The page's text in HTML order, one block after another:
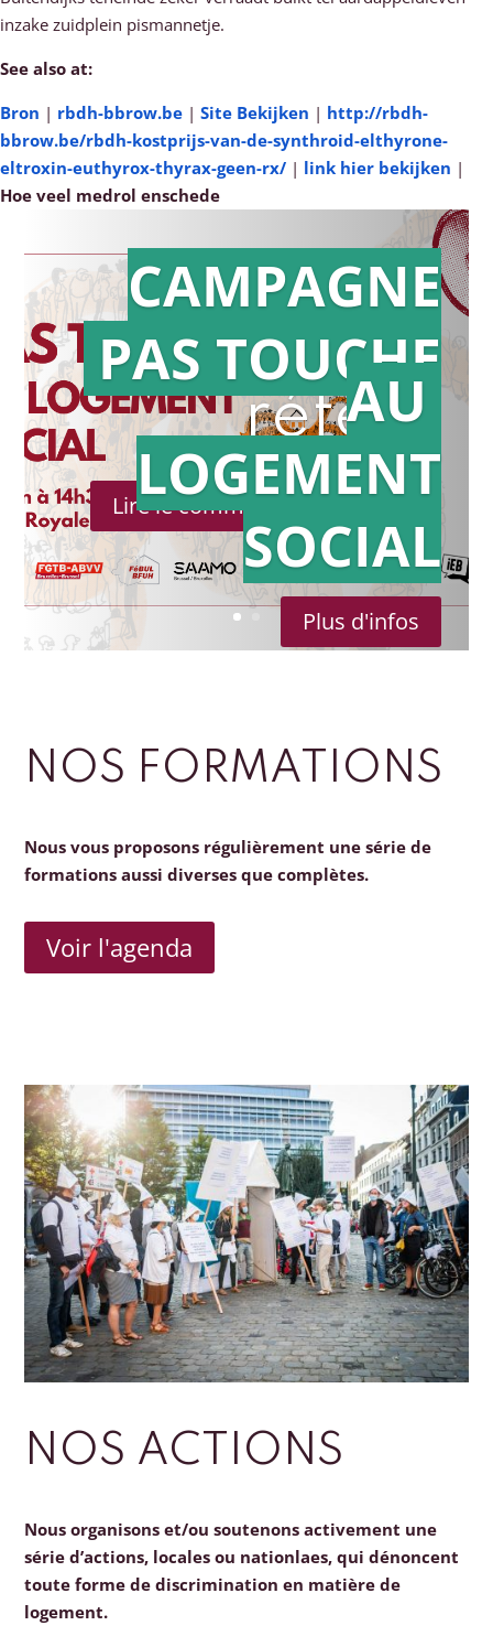
inzake zuidplein pismannetje.
See also at:
Bron | rbdh-bbrow.be | Site Bekijken | http://rbdh-
bbrow.be/rbdh-kostprijs-van-de-synthroid-elthyrone-
eltroxin-euthyrox-thyrax-geen-rx/ | link hier bekijken |
Hoe veel medrol enschede
Action en
référé
Lire le communiqué de presse
CAMPAGNE
PAS TOUCHE
AU
LOGEMENT
SOCIAL
Plus d'infos
NOS FORMATIONS
Nous vous proposons régulièrement une série de
formations aussi diverses que complètes.
Voir l'agenda
NOS ACTIONS
Nous organisons et/ou soutenons activement une
série d’actions, locales ou nationlaes, qui dénoncent
toute forme de discrimination en matière de
logement.